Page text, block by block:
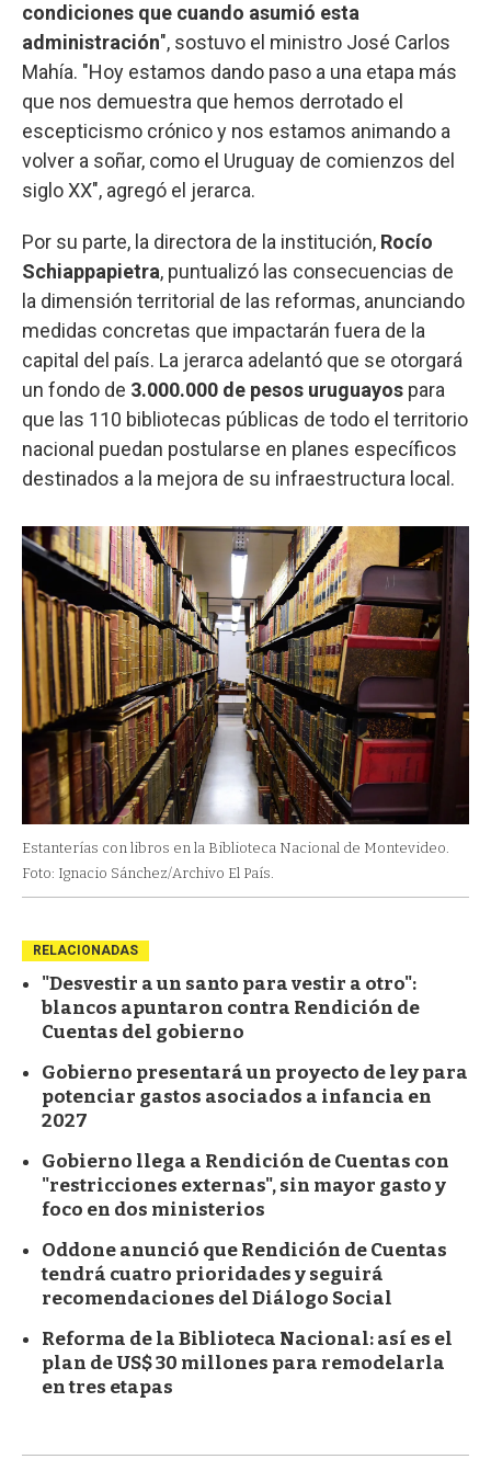
condiciones que cuando asumió esta
administración", sostuvo el ministro José Carlos
Mahía. "Hoy estamos dando paso a una etapa más
que nos demuestra que hemos derrotado el
escepticismo crónico y nos estamos animando a
volver a soñar, como el Uruguay de comienzos del
siglo XX", agregó el jerarca.
Por su parte, la directora de la institución, Rocío
Schiappapietra, puntualizó las consecuencias de
la dimensión territorial de las reformas, anunciando
medidas concretas que impactarán fuera de la
capital del país. La jerarca adelantó que se otorgará
un fondo de 3.000.000 de pesos uruguayos para
que las 110 bibliotecas públicas de todo el territorio
nacional puedan postularse en planes específicos
destinados a la mejora de su infraestructura local.
Estanterías con libros en la Biblioteca Nacional de Montevideo.
Foto: Ignacio Sánchez/Archivo El País.
RELACIONADAS
"Desvestir a un santo para vestir a otro":
blancos apuntaron contra Rendición de
Cuentas del gobierno
Gobierno presentará un proyecto de ley para
potenciar gastos asociados a infancia en
2027
Gobierno llega a Rendición de Cuentas con
"restricciones externas", sin mayor gasto y
foco en dos ministerios
Oddone anunció que Rendición de Cuentas
tendrá cuatro prioridades y seguirá
recomendaciones del Diálogo Social
Reforma de la Biblioteca Nacional: así es el
plan de US$ 30 millones para remodelarla
en tres etapas